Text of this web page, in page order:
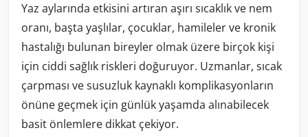
Yaz aylarında etkisini artıran aşırı sıcaklık ve nem
oranı, başta yaşlılar, çocuklar, hamileler ve kronik
hastalığı bulunan bireyler olmak üzere birçok kişi
için ciddi sağlık riskleri doğuruyor. Uzmanlar, sıcak
çarpması ve susuzluk kaynaklı komplikasyonların
önüne geçmek için günlük yaşamda alınabilecek
basit önlemlere dikkat çekiyor.